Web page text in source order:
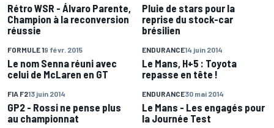
Rétro WSR - Álvaro Parente,
Champion à la reconversion
réussie
Pluie de stars pour la
reprise du stock-car
brésilien
FORMULE 19 févr. 2015
Le nom Senna réuni avec
celui de McLaren en GT
ENDURANCE14 juin 2014
Le Mans, H+5 : Toyota
repasse en tête !
FIA F213 juin 2014
GP2 - Rossi ne pense plus
au championnat
ENDURANCE30 mai 2014
Le Mans - Les engagés pour
la Journée Test